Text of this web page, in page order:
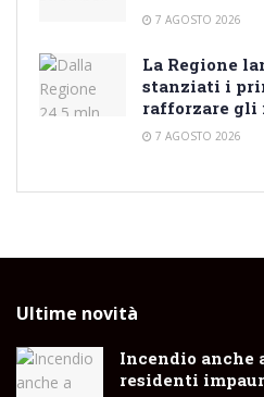
7 AGOSTO 2026
La Regione
stanziati i
rafforzare
7 AGOSTO 2026
Ultime novità
Incendio anche
residenti